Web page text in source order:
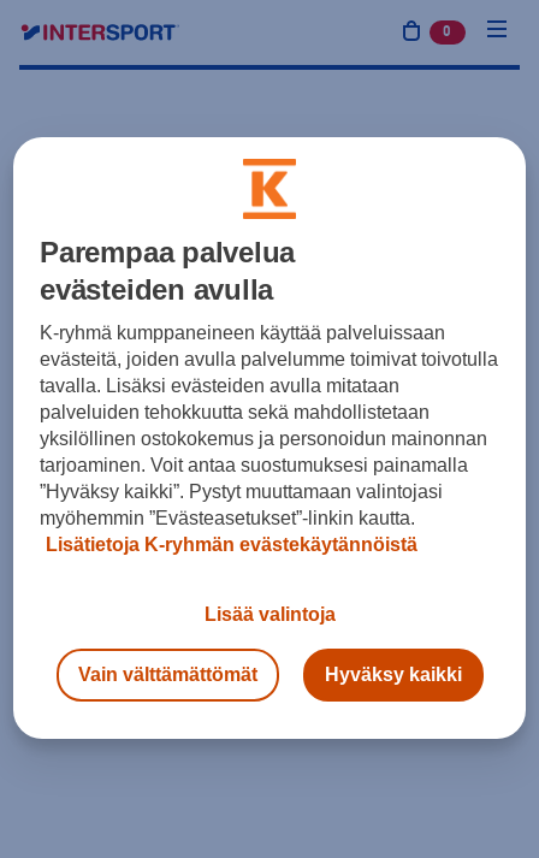
0 tuotetta
Parempaa palvelua
evästeiden avulla
K-ryhmä kumppaneineen käyttää palveluissaan
evästeitä, joiden avulla palvelumme toimivat toivotulla
tavalla. Lisäksi evästeiden avulla mitataan
palveluiden tehokkuutta sekä mahdollistetaan
yksilöllinen ostokokemus ja personoidun mainonnan
tarjoaminen. Voit antaa suostumuksesi painamalla
”Hyväksy kaikki”. Pystyt muuttamaan valintojasi
myöhemmin ”Evästeasetukset”-linkin kautta.
Lisätietoja K-ryhmän evästekäytännöistä
Lisää valintoja
Vain välttämättömät Hyväksy kaikki